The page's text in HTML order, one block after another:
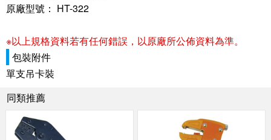
原廠型號： HT-322
※以上規格資料若有任何錯誤，以原廠所公佈資料為準。
包裝附件
單支吊卡裝
同類推薦